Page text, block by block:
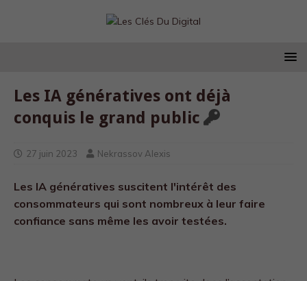
Les IA génératives ont déjà
conquis le grand public
27 juin 2023 Nekrassov Alexis
Les IA génératives suscitent l'intérêt des
consommateurs qui sont nombreux à leur faire
confiance sans même les avoir testées.